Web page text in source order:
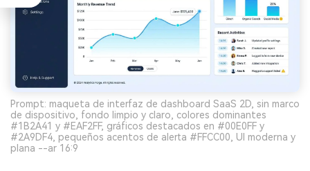
Prompt: maqueta de interfaz de dashboard SaaS 2D, sin marco
de dispositivo, fondo limpio y claro, colores dominantes
#1B2A41 y #EAF2FF, gráficos destacados en #00E0FF y
#2A9DF4, pequeños acentos de alerta #FFCC00, UI moderna y
plana --ar 16:9